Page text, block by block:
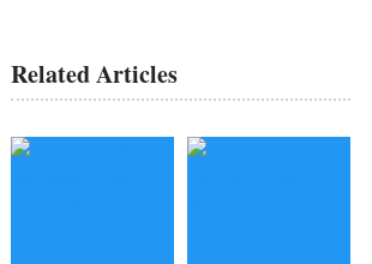
Related Articles